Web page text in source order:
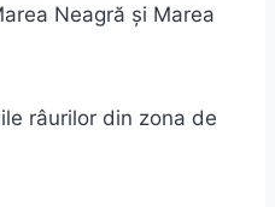
Neagră şi Marea
râurilor din zona de